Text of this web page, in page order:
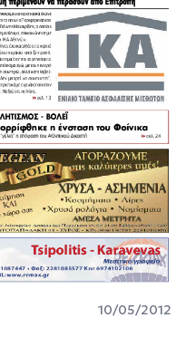
10/05/2012